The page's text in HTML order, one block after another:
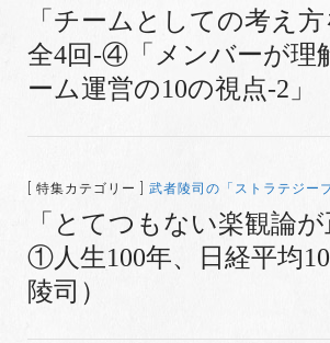
「チームとしての考え方
全4回-④「メンバーが理
ーム運営の10の視点-2」
[ 特集カテゴリー ] 武者陵司の「ストラテジー
「とてつもない楽観論
①人生100年、日経平均
陵司）